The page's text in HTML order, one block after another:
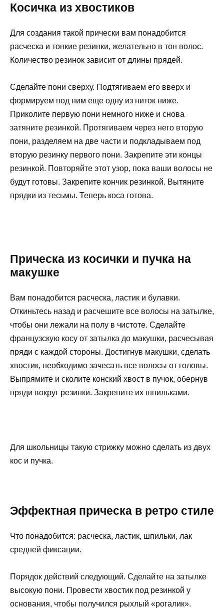
Косичка из хвостиков
Для создания такой прически вам понадобится
расческа и тонкие резинки, желательно в тон волос.
Количество резинок зависит от длины прядей.
Сделайте пони сверху. Подтягиваем его вверх и
формируем под ним еще одну из ниток ниже.
Приколите первую пони немного ниже и снова
затяните резинкой. Протягиваем через него вторую
пони, разделяем на две части и подкладываем под
вторую резинку первого пони. Закрепите эти концы
резинкой. Повторяйте этот узор, пока ваши волосы не
будут готовы. Закрепите кончик резинкой. Вытяните
прядки из тесьмы. Теперь коса готова.
Прическа из косички и пучка на
макушке
Вам понадобится расческа, ластик и булавки.
Откиньтесь назад и расчешите все волосы на затылке,
чтобы они лежали на полу в чистоте. Сделайте
французскую косу от затылка до макушки, расчесывая
пряди с каждой стороны. Достигнув макушки, сделать
хвостик, необходимо зачесать все волосы от головы.
Выпрямите и сколите конский хвост в пучок, обернув
пряди вокруг резинки. Закрепите их шпильками.
Для школьницы такую ​​стрижку можно сделать из двух
кос и пучка.
Эффектная прическа в ретро стиле
Что понадобится: расческа, ластик, шпильки, лак
средней фиксации.
Порядок действий следующий. Сделайте на затылке
высокую пони. Провести хвостик под резинкой у
основания, чтобы получился рыхлый «рогалик».